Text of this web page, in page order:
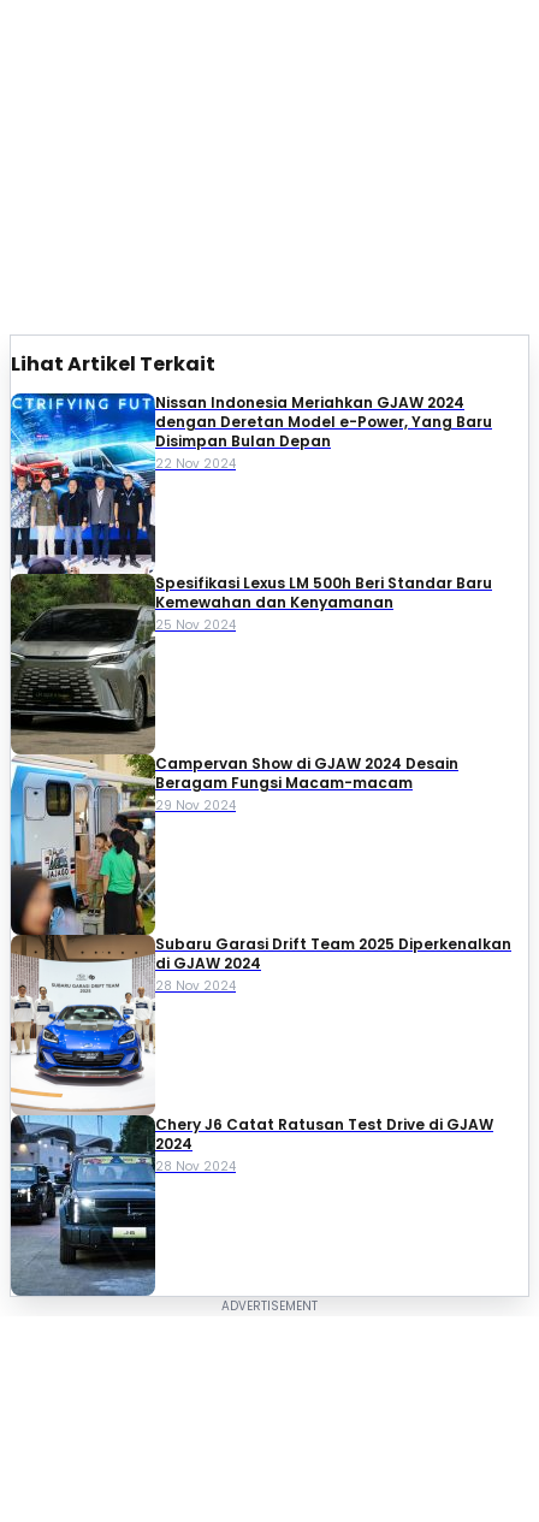
Lihat Artikel Terkait
Nissan Indonesia Meriahkan GJAW 2024
dengan Deretan Model e-Power, Yang Baru
Disimpan Bulan Depan
22 Nov 2024
Spesifikasi Lexus LM 500h Beri Standar Baru
Kemewahan dan Kenyamanan
25 Nov 2024
Campervan Show di GJAW 2024 Desain
Beragam Fungsi Macam-macam
29 Nov 2024
Subaru Garasi Drift Team 2025 Diperkenalkan
di GJAW 2024
28 Nov 2024
Chery J6 Catat Ratusan Test Drive di GJAW
2024
28 Nov 2024